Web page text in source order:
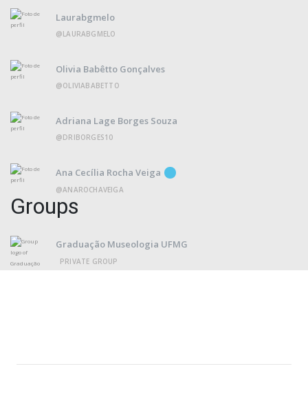
Laurabgmelo
@LAURABGMELO
Olivia Babêtto Gonçalves
@OLIVIABABETTO
Adriana Lage Borges Souza
@DRIBORGES10
Ana Cecília Rocha Veiga
@ANAROCHAVEIGA
Groups
Graduação Museologia UFMG
PRIVATE GROUP